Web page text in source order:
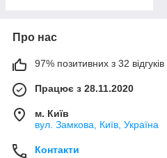
Про нас
97% позитивних з 32 відгуків
Працює з 28.11.2020
м. Київ
вул. Замкова, Київ, Україна
Контакти